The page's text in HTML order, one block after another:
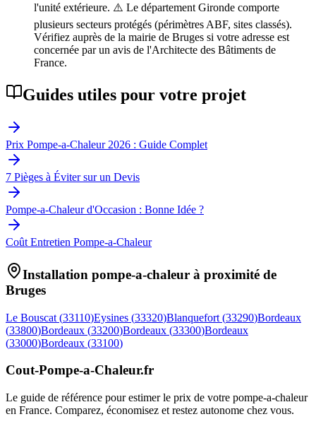
l'unité extérieure. ⚠️ Le département Gironde comporte
plusieurs secteurs protégés (périmètres ABF, sites classés).
Vérifiez auprès de la mairie de Bruges si votre adresse est
concernée par un avis de l'Architecte des Bâtiments de
France.
Guides utiles pour votre projet
Prix Pompe-a-Chaleur 2026 : Guide Complet
7 Pièges à Éviter sur un Devis
Pompe-a-Chaleur d'Occasion : Bonne Idée ?
Coût Entretien Pompe-a-Chaleur
Installation pompe-a-chaleur à proximité de
Bruges
Le Bouscat (33110)Eysines (33320)Blanquefort (33290)Bordeaux
(33800)Bordeaux (33200)Bordeaux (33300)Bordeaux
(33000)Bordeaux (33100)
Cout-Pompe-a-Chaleur.fr
Le guide de référence pour estimer le prix de votre pompe-a-chaleur
en France. Comparez, économisez et restez autonome chez vous.